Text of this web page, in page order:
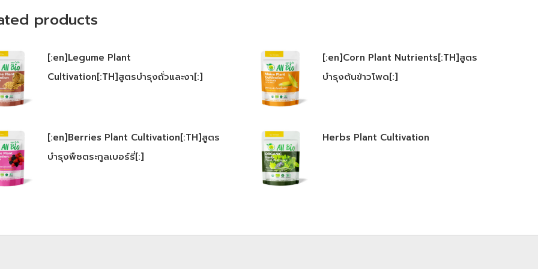
products
[:en]Legume Plant
Cultivation[:TH]สูตรบำรุงถั่วและงา[:]
[:en]Corn Plant Nutrients[:TH]สูตร
บำรุงต้นข้าวโพด[:]
[:en]Berries Plant Cultivation[:TH]สูตร
บำรุงพืชตระกูลเบอร์รี่[:]
Herbs Plant Cultivation